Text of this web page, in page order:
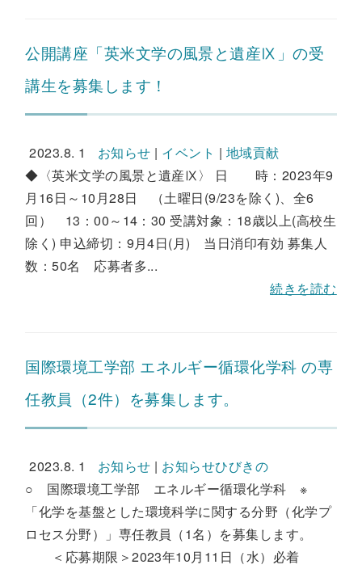
公開講座「英米文学の風景と遺産Ⅸ」の受
講生を募集します！
2023.8. 1 お知らせ | イベント | 地域貢献
◆〈英米文学の風景と遺産Ⅸ〉 日 時：2023年9
月16日～10月28日 （土曜日(9/23を除く)、全6
回） 13：00～14：30 受講対象：18歳以上(高校生
除く) 申込締切：9月4日(月) 当日消印有効 募集人
数：50名 応募者多...
続きを読む
国際環境工学部 エネルギー循環化学科 の専
任教員（2件）を募集します。
2023.8. 1 お知らせ | お知らせひびきの
○ 国際環境工学部 エネルギー循環化学科 ※
「化学を基盤とした環境科学に関する分野（化学プ
ロセス分野）」専任教員（1名）を募集します。
＜応募期限＞2023年10月11日（水）必着